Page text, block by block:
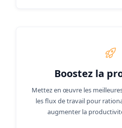
Boostez la
Mettez en œuvre les
les flux de travail pour
augmenter la